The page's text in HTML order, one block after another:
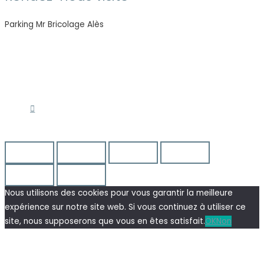
Parking Mr Bricolage Alès
Nous utilisons des cookies pour vous garantir la meilleure
expérience sur notre site web. Si vous continuez à utiliser ce
site, nous supposerons que vous en êtes satisfait.OKNon